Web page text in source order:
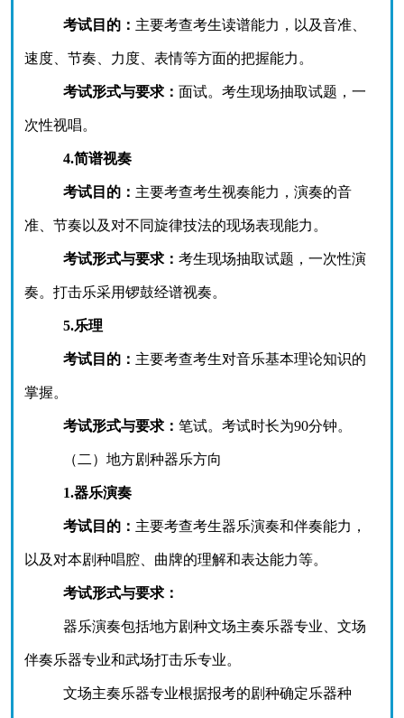
考试目的： 主要考查考生读谱能力，以及音准、
速度、节奏、力度、表情等方面的把握能力。
考试形式与要求： 面试。考生现场抽取试题，一
次性视唱。
4.简谱视奏
考试目的： 主要考查考生视奏能力，演奏的音
准、节奏以及对不同旋律技法的现场表现能力。
考试形式与要求： 考生现场抽取试题，一次性演
奏。 打击乐采用锣鼓经谱视奏。
5.乐理
考试目的： 主要考查考生对音乐基本理论知识的
掌握。
考试形式与要求： 笔试。考试时长为90分钟。
（二）地方剧种器乐方向
1.器乐演奏
考试目的： 主要考查考生器乐演奏和伴奏能力，
以及对本剧种唱腔、曲牌的理解和表达能力等。
考试形式与要求：
器乐演奏包括地方剧种文场主奏乐器专业、文场
伴奏乐器专业和武场打击乐专业。
文场主奏乐器专业根据报考的剧种确定乐器种